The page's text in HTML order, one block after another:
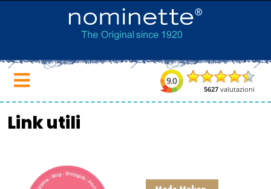
Link utili